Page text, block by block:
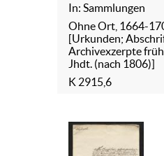
In: Sammlungen
Ohne Ort, 1664-
[Urkunden;
Archivexzerpte
Jhdt. (nach 1806)]
K 2915,6